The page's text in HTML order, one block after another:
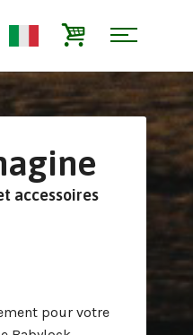
accessoires
pour votre